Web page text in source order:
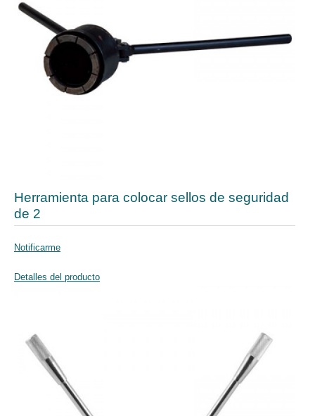
Herramienta para colocar sellos de seguridad
de 2
Notificarme
Detalles del producto